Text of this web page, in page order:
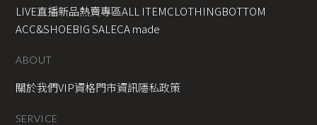
LIVE直播新品熱賣專區ALL ITEMCLOTHINGBOTTOM
ACC&SHOEBIG SALECA made
ABOUT
關於我們VIP資格門市資訊隱私政策
SERVICE